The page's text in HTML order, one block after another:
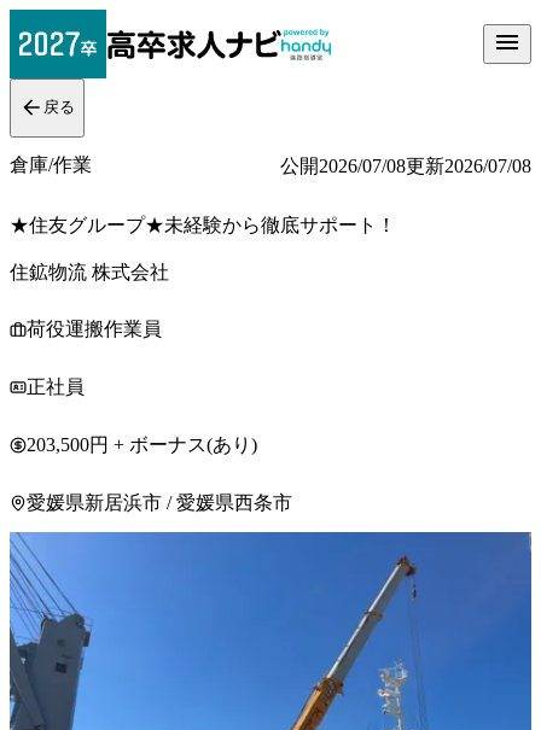
戻る
倉庫/作業 公開2026/07/08更新2026/07/08
★住友グループ★未経験から徹底サポート！
住鉱物流 株式会社
荷役運搬作業員
正社員
203,500円 + ボーナス(あり)
愛媛県新居浜市 / 愛媛県西条市